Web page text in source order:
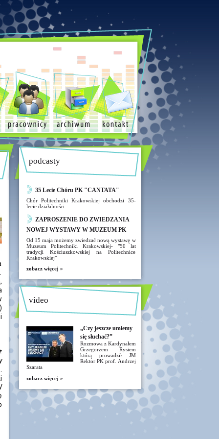
podcasty
35 Lecie Chóru PK "CANTATA"
Chór Politechniki Krakowskiej obchodzi 35-
lecie działalności
ZAPROSZENIE DO ZWIEDZANIA
NOWEJ WYSTAWY W MUZEUM PK
Od 15 maja możemy zwiedzać nową wystawę w
Muzeum Politechniki Krakowskiej- "50 lat
tradycji Kościuszkowskiej na Politechnice
Krakowskiej"
zobacz więcej »
video
„Czy jeszcze umiemy
się słuchać?”
Rozmowa z Kardynałem
Grzegorzem Rysiem
którą prowadził JM
Rektor PK prof. Andrzej
Szarata
zobacz więcej »